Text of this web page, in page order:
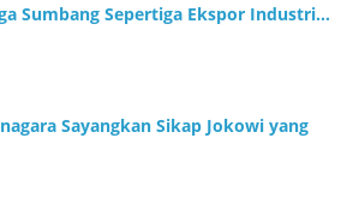
Sumbang Sepertiga Ekspor Industri…
Sayangkan Sikap Jokowi yang